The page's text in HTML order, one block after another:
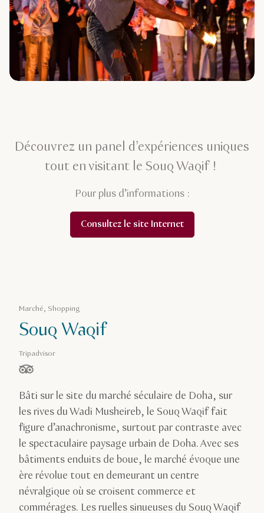
Découvrez un panel d’expériences uniques
tout en visitant le Souq Waqif !
Pour plus d’informations :
Consultez le site Internet
Marché, Shopping
Souq Waqif
Tripadvisor
étoiles sur 5, basé sur
Bâti sur le site du marché séculaire de Doha, sur
les rives du Wadi Musheireb, le Souq Waqif fait
figure d’anachronisme, surtout par contraste avec
le spectaculaire paysage urbain de Doha. Avec ses
bâtiments enduits de boue, le marché évoque une
ère révolue tout en demeurant un centre
névralgique où se croisent commerce et
commérages. Les ruelles sinueuses du Souq Waqif